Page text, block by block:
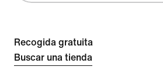
Recogida gratuita
Buscar una tienda